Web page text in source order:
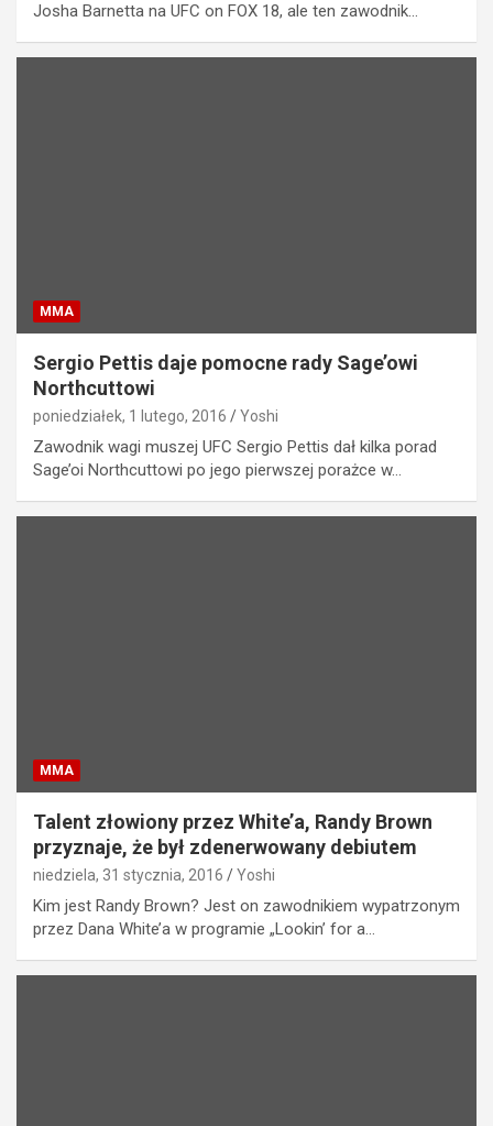
Josha Barnetta na UFC on FOX 18, ale ten zawodnik…
MMA
Sergio Pettis daje pomocne rady Sage’owi
Northcuttowi
poniedziałek, 1 lutego, 2016 Yoshi
Zawodnik wagi muszej UFC Sergio Pettis dał kilka porad
Sage’oi Northcuttowi po jego pierwszej porażce w…
MMA
Talent złowiony przez White’a, Randy Brown
przyznaje, że był zdenerwowany debiutem
niedziela, 31 stycznia, 2016 Yoshi
Kim jest Randy Brown? Jest on zawodnikiem wypatrzonym
przez Dana White’a w programie „Lookin’ for a…